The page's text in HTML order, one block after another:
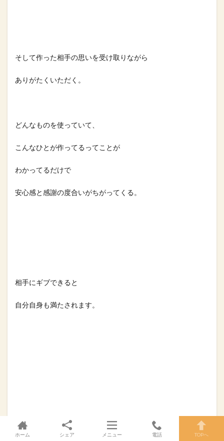
そして作った相手の思いを受け取りながら⁡
ありがたくいただく。⁡
どんなものを使っていて、⁡
こんなひとが作ってるってことが⁡
わかってるだけで⁡
安心感と感謝の度合いがちがってくる。⁡
相手にギブできると⁡
自分自身も満たされます。⁡
ホーム シェア メニュー 電話 TOPへ